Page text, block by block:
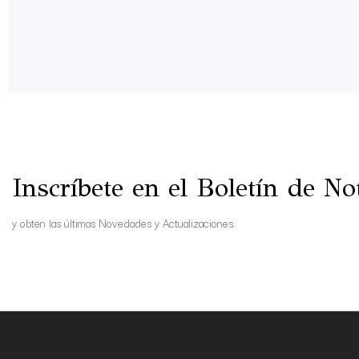
Inscríbete en el Boletín de
y obten las últimas Novedades y Actualizaciones.